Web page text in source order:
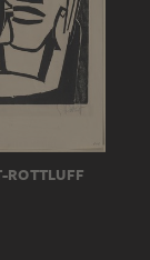
ROTTLUFF